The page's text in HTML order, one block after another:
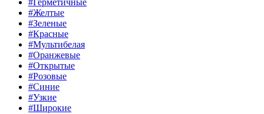
#Герметичные
#Желтые
#Зеленые
#Красные
#Мультибелая
#Оранжевые
#Открытые
#Розовые
#Синие
#Узкие
#Широкие